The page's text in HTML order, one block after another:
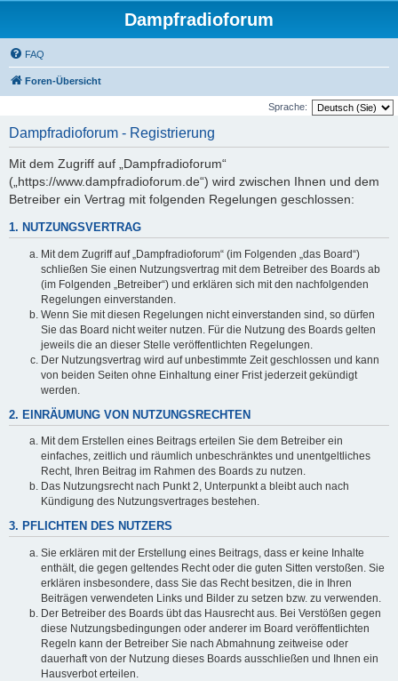
Dampfradioforum
FAQ
Foren-Übersicht
Sprache:
Dampfradioforum - Registrierung
Mit dem Zugriff auf „Dampfradioforum“
(„https://www.dampfradioforum.de“) wird zwischen Ihnen und dem
Betreiber ein Vertrag mit folgenden Regelungen geschlossen:
1. NUTZUNGSVERTRAG
Mit dem Zugriff auf „Dampfradioforum“ (im Folgenden „das Board“)
schließen Sie einen Nutzungsvertrag mit dem Betreiber des Boards ab
(im Folgenden „Betreiber“) und erklären sich mit den nachfolgenden
Regelungen einverstanden.
Wenn Sie mit diesen Regelungen nicht einverstanden sind, so dürfen
Sie das Board nicht weiter nutzen. Für die Nutzung des Boards gelten
jeweils die an dieser Stelle veröffentlichten Regelungen.
Der Nutzungsvertrag wird auf unbestimmte Zeit geschlossen und kann
von beiden Seiten ohne Einhaltung einer Frist jederzeit gekündigt
werden.
2. EINRÄUMUNG VON NUTZUNGSRECHTEN
Mit dem Erstellen eines Beitrags erteilen Sie dem Betreiber ein
einfaches, zeitlich und räumlich unbeschränktes und unentgeltliches
Recht, Ihren Beitrag im Rahmen des Boards zu nutzen.
Das Nutzungsrecht nach Punkt 2, Unterpunkt a bleibt auch nach
Kündigung des Nutzungsvertrages bestehen.
3. PFLICHTEN DES NUTZERS
Sie erklären mit der Erstellung eines Beitrags, dass er keine Inhalte
enthält, die gegen geltendes Recht oder die guten Sitten verstoßen. Sie
erklären insbesondere, dass Sie das Recht besitzen, die in Ihren
Beiträgen verwendeten Links und Bilder zu setzen bzw. zu verwenden.
Der Betreiber des Boards übt das Hausrecht aus. Bei Verstößen gegen
diese Nutzungsbedingungen oder anderer im Board veröffentlichten
Regeln kann der Betreiber Sie nach Abmahnung zeitweise oder
dauerhaft von der Nutzung dieses Boards ausschließen und Ihnen ein
Hausverbot erteilen.